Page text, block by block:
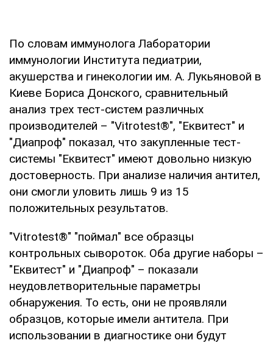
По словам иммунолога Лаборатории
иммунологии Института педиатрии,
акушерства и гинекологии им. А. Лукьяновой в
Киеве Бориса Донского, сравнительный
анализ трех тест-систем различных
производителей – "Vitrotest®", "Еквитест" и
"Диапроф" показал, что закупленные тест-
системы "Еквитест" имеют довольно низкую
достоверность. При анализе наличия антител,
они смогли уловить лишь 9 из 15
положительных результатов.
"Vitrotest®" "поймал" все образцы
контрольных сывороток. Оба другие наборы –
"Еквитест" и "Диапроф" – показали
неудовлетворительные параметры
обнаружения. То есть, они не проявляли
образцов, которые имели антитела. При
использовании в диагностике они будут